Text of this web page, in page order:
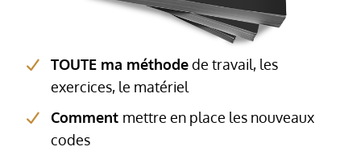
TOUTE ma méthodede travail, les
exercices, le matériel
Comment mettre en place les nouveaux
codes